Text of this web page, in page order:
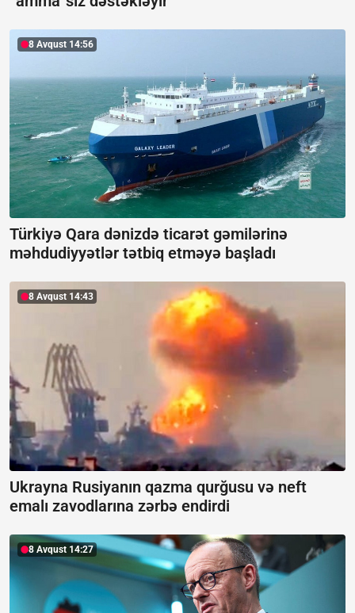
8 Avqust 14:56
Türkiyə Qara dənizdə ticarət gəmilərinə
məhdudiyyətlər tətbiq etməyə başladı
8 Avqust 14:43
Ukrayna Rusiyanın qazma qurğusu və neft
emalı zavodlarına zərbə endirdi
8 Avqust 14:27